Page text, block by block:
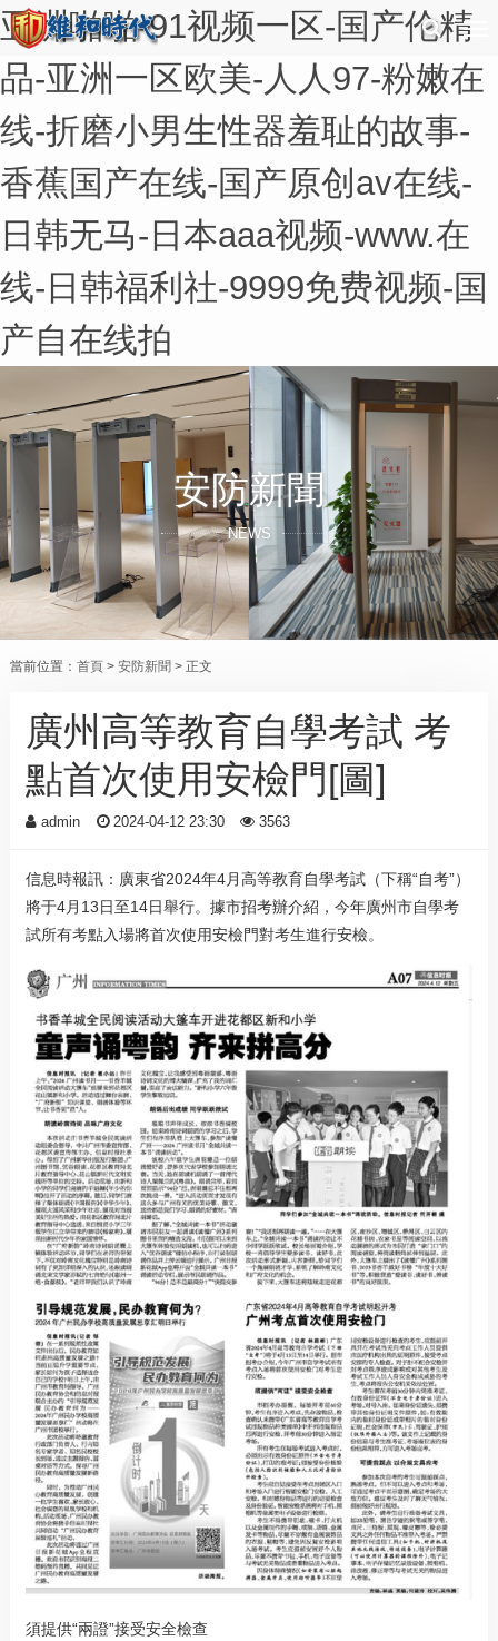
亚洲啪啪-91视频一区-国产伦精
品-亚洲一区欧美-人人97-粉嫩在
线-折磨小男生性器羞耻的故事-
香蕉国产在线-国产原创av在线-
日韩无马-日本aaa视频-www.在
线-日韩福利社-9999免费视频-国
产自在线拍
安防新聞
NEWS
當前位置： 首頁> 安防新聞 > 正文
廣州高等教育自學考試 考
點首次使用安檢門[圖]
admin 2024-04-12 23:30 3563
信息時報訊：廣東省2024年4月高等教育自學考試（下稱“自考”）
將于4月13日至14日舉行。據市招考辦介紹，今年廣州市自學考
試所有考點入場將首次使用安檢門對考生進行安檢。
須提供“兩證”接受安全檢查